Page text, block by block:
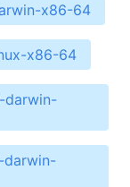
x86-64
x86-64
darwin-
darwin-